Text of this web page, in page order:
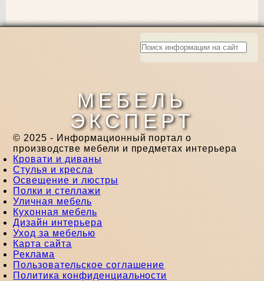
МЕБЕЛЬ
ЭКСПЕРТ
© 2025 - Информационный портал о
производстве мебели и предметах интерьера
Кровати и диваны
Стулья и кресла
Освещение и люстры
Полки и стеллажи
Уличная мебель
Кухонная мебель
Дизайн интерьера
Уход за мебелью
Карта сайта
Реклама
Пользовательское соглашение
Политика конфиденциальности